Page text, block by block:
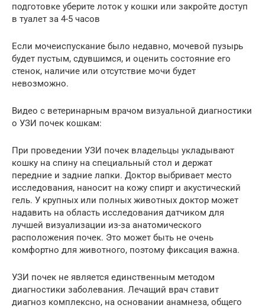
подготовке уберите лоток у кошки или закройте доступ
в туалет за 4-5 часов
Если мочеиспускание было недавно, мочевой пузырь
будет пустым, сдувшимся, и оценить состояние его
стенок, наличие или отсутствие мочи будет
невозможно.
Видео с ветеринарным врачом визуальной диагностики
о УЗИ почек кошкам:
При проведении УЗИ почек владельцы укладывают
кошку на спину на специальный стол и держат
передние и задние лапки. Доктор выбривает место
исследования, наносит на кожу спирт и акустический
гель. У крупных или полных животных доктор может
надавить на область исследования датчиком для
лучшей визуализации из-за анатомического
расположения почек. Это может быть не очень
комфортно для животного, поэтому фиксация важна.
УЗИ почек не является единственным методом
диагностики заболевания. Лечащий врач ставит
диагноз комплексно, на основании анамнеза, общего